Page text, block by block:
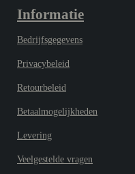
Informatie
Bedrijfsgegevens
Privacybeleid
Retourbeleid
Betaalmogelijkheden
Levering
Veelgestelde vragen